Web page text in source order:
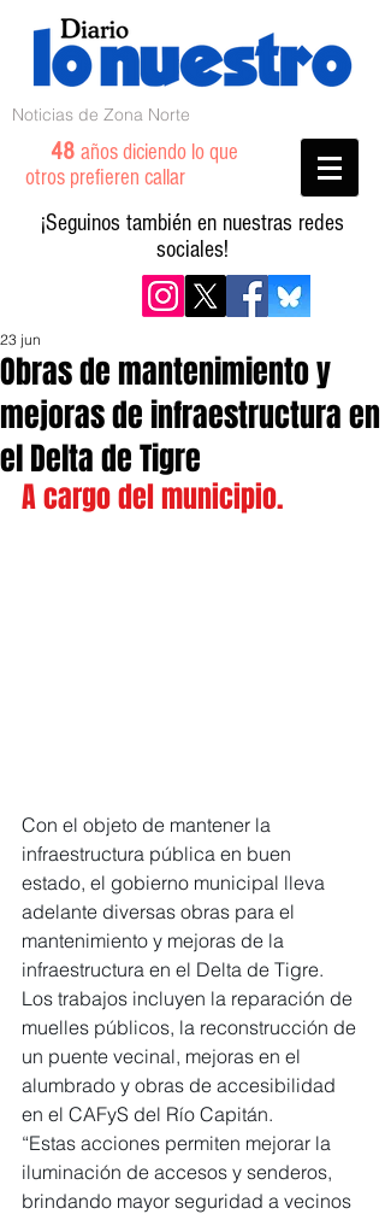
Noticias de Zona Norte
48 años diciendo lo que
otros prefieren callar
¡Seguinos también en nuestras redes
sociales!
Obras de mantenimiento y
mejoras de infraestructura en
el Delta de Tigre
23 jun
A cargo del municipio.
Con el objeto de mantener la
infraestructura pública en buen
estado, el gobierno municipal lleva
adelante diversas obras para el
mantenimiento y mejoras de la
infraestructura en el Delta de Tigre.
Los trabajos incluyen la reparación de
muelles públicos, la reconstrucción de
un puente vecinal, mejoras en el
alumbrado y obras de accesibilidad
en el CAFyS del Río Capitán.
“Estas acciones permiten mejorar la
iluminación de accesos y senderos,
brindando mayor seguridad a vecinos